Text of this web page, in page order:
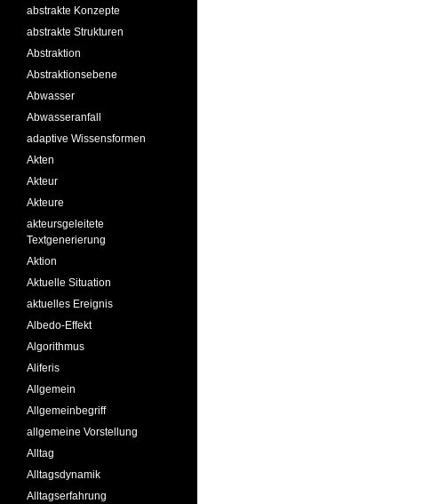
abstrakte Konzepte
abstrakte Strukturen
Abstraktion
Abstraktionsebene
Abwasser
Abwasseranfall
adaptive Wissensformen
Akten
Akteur
Akteure
akteursgeleitete
Textgenerierung
Aktion
Aktuelle Situation
aktuelles Ereignis
Albedo-Effekt
Algorithmus
Aliferis
Allgemein
Allgemeinbegriff
allgemeine Vorstellung
Alltag
Alltagsdynamik
Alltagserfahrung